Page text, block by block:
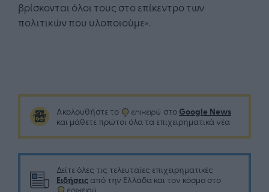
βρίσκονται όλοι τους στο επίκεντρο των
πολιτικών που υλοποιούμε».
Ακολουθήστε το στο Google News
και μάθετε πρώτοι όλα τα επιχειρηματικά νέα
Δείτε όλες τις τελευταίες επιχειρηματικές
Ειδήσεις από την Ελλάδα και τον κόσμο στο